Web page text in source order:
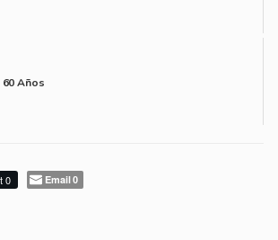
Años
0 Email0